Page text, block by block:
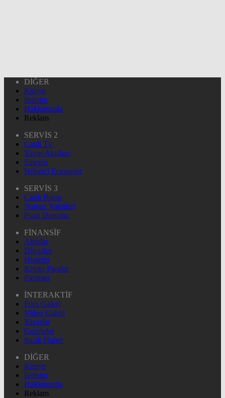
DİĞER
Künye
İletişim
Hakkımızda
Reklam
SERVİS 2
Canlı Tv
Yayın Akışları
Sinema
Nöbetçi Eczaneler
SERVİS 3
Canlı Borsa
Namaz Vakitleri
Puan Durumu
FİNANSİF
Altınlar
Dövizler
Hisseler
Kripto Paralar
Pariteler
İNTERAKTİF
Foto Galeri
Video Galeri
Yazarlar
Gazeteler
Sıcak Haber
DİĞER
Künye
İletişim
Hakkımızda
Reklam